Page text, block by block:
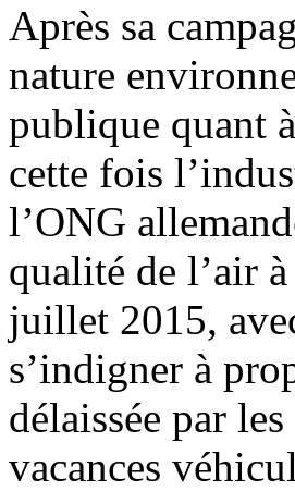
Après sa
nature
publique quant
cette fois
l’ONG
qualité de l’air
juillet 2015,
s’indigner à
délaissée par
vacances